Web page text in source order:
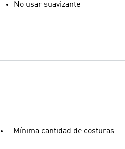
No usar suavizante
Mínima cantidad de costuras